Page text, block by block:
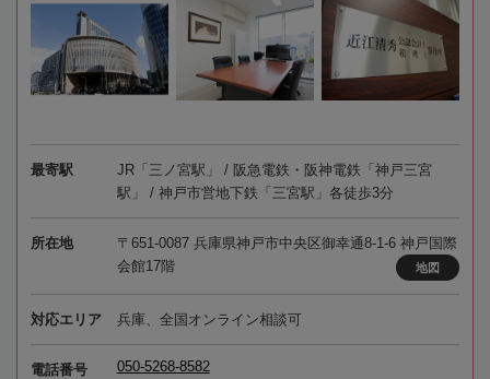
最寄駅
JR「三ノ宮駅」 / 阪急電鉄・阪神電鉄「神戸三宮
駅」 / 神戸市営地下鉄「三宮駅」各徒歩3分
所在地
〒651-0087 兵庫県神戸市中央区御幸通8-1-6 神戸国際
会館17階
地図
対応エリア 兵庫、全国オンライン相談可
電話番号 050-5268-8582